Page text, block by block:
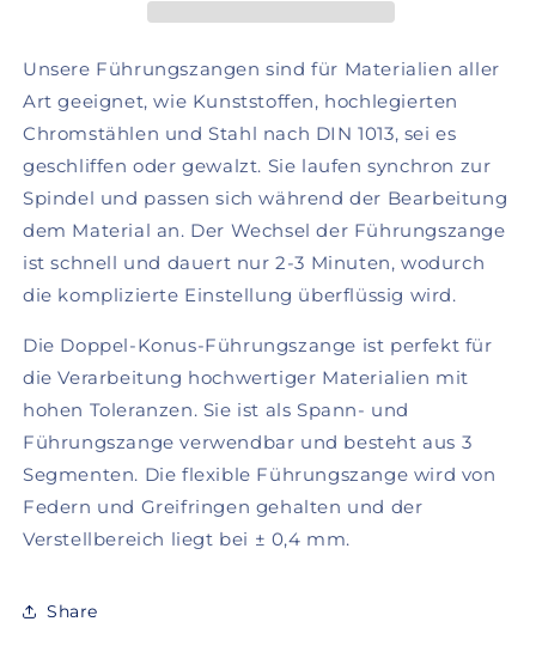
28x40
Grauguss
28x40
Grauguss
Unsere Führungszangen sind für Materialien aller
Art geeignet, wie Kunststoffen, hochlegierten
Chromstählen und Stahl nach DIN 1013, sei es
geschliffen oder gewalzt. Sie laufen synchron zur
Spindel und passen sich während der Bearbeitung
dem Material an. Der Wechsel der Führungszange
ist schnell und dauert nur 2-3 Minuten, wodurch
die komplizierte Einstellung überflüssig wird.
Die Doppel-Konus-Führungszange ist perfekt für
die Verarbeitung hochwertiger Materialien mit
hohen Toleranzen. Sie ist als Spann- und
Führungszange verwendbar und besteht aus 3
Segmenten. Die flexible Führungszange wird von
Federn und Greifringen gehalten und der
Verstellbereich liegt bei ± 0,4 mm.
Share